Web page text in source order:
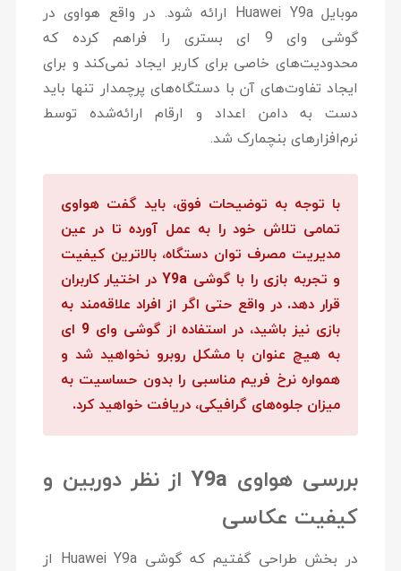
موبایل Huawei Y9a ارائه شود. در واقع هواوی در
گوشی وای 9 ای بستری را فراهم کرده که
محدودیت‌های خاصی برای کاربر ایجاد نمی‌کند و برای
ایجاد تفاوت‌های آن با دستگاه‌های پرچمدار تنها باید
دست به دامن اعداد و ارقام ارائه‌شده توسط
نرم‌افزارهای بنچمارک شد.
با توجه به توضیحات فوق، باید گفت هواوی
تمامی تلاش خود را به عمل آورده تا در عین
مدیریت مصرف توان دستگاه، بالاترین کیفیت
و تجربه بازی را با گوشی Y9a در اختیار کاربران
قرار دهد. در واقع حتی اگر از افراد علاقه‌مند به
بازی نیز باشید، در استفاده از گوشی وای 9 ای
به هیچ عنوان با مشکل روبرو نخواهید شد و
همواره نرخ فریم مناسبی را بدون حساسیت به
میزان جلوه‌های گرافیکی، دریافت خواهید کرد.
بررسی هواوی Y9a از نظر دوربین و
کیفیت عکاسی
در بخش طراحی گفتیم که گوشی Huawei Y9a از